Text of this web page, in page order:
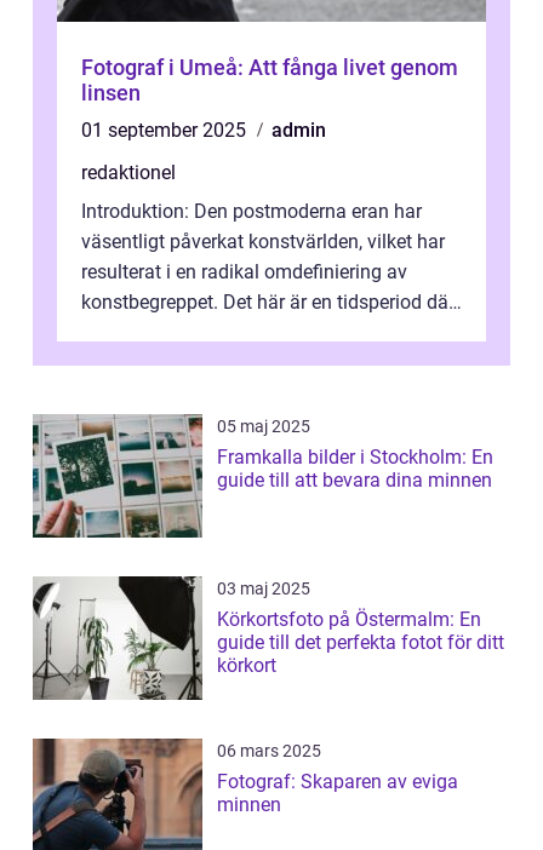
Fotograf i Umeå: Att fånga livet genom
linsen
01 september 2025
admin
redaktionel
Introduktion: Den postmoderna eran har
väsentligt påverkat konstvärlden, vilket har
resulterat i en radikal omdefiniering av
konstbegreppet. Det här är en tidsperiod där
05 maj 2025
Framkalla bilder i Stockholm: En
guide till att bevara dina minnen
03 maj 2025
Körkortsfoto på Östermalm: En
guide till det perfekta fotot för ditt
körkort
06 mars 2025
Fotograf: Skaparen av eviga
minnen